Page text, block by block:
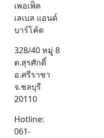
เพอเฟ็ค
เลเบล แอนด์
บาร์โค้ด
328/40 หมู่ 8
ต.สุรศักดิ์
อ.ศรีราชา
จ.ชลบุรี
20110
Hotline:
061-